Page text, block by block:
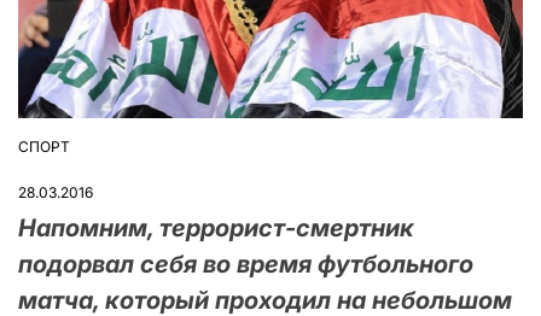
ОПУБЛІКУВАТИ
СПОРТ
28.03.2016
Напомним, террорист-смертник
подорвал себя во время футбольного
матча, который проходил на небольшом